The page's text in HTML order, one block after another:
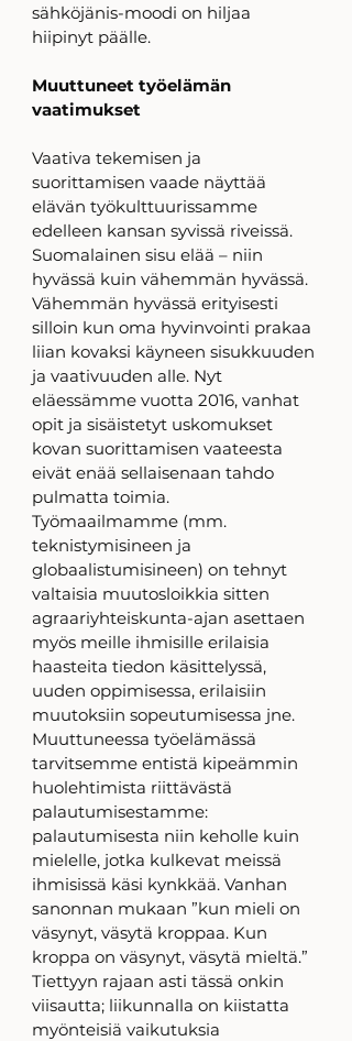
sähköjänis-moodi on hiljaa
hiipinyt päälle.
Muuttuneet työelämän
vaatimukset
Vaativa tekemisen ja
suorittamisen vaade näyttää
elävän työkulttuurissamme
edelleen kansan syvissä riveissä.
Suomalainen sisu elää – niin
hyvässä kuin vähemmän hyvässä.
Vähemmän hyvässä erityisesti
silloin kun oma hyvinvointi prakaa
liian kovaksi käyneen sisukkuuden
ja vaativuuden alle. Nyt
eläessämme vuotta 2016, vanhat
opit ja sisäistetyt uskomukset
kovan suorittamisen vaateesta
eivät enää sellaisenaan tahdo
pulmatta toimia.
Työmaailmamme (mm.
teknistymisineen ja
globaalistumisineen) on tehnyt
valtaisia muutosloikkia sitten
agraariyhteiskunta-ajan asettaen
myös meille ihmisille erilaisia
haasteita tiedon käsittelyssä,
uuden oppimisessa, erilaisiin
muutoksiin sopeutumisessa jne.
Muuttuneessa työelämässä
tarvitsemme entistä kipeämmin
huolehtimista riittävästä
palautumisestamme:
palautumisesta niin keholle kuin
mielelle, jotka kulkevat meissä
ihmisissä käsi kynkkää. Vanhan
sanonnan mukaan ”kun mieli on
väsynyt, väsytä kroppaa. Kun
kroppa on väsynyt, väsytä mieltä.”
Tiettyyn rajaan asti tässä onkin
viisautta; liikunnalla on kiistatta
myönteisiä vaikutuksia